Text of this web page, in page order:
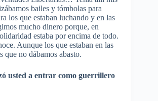
bailes y tómbolas para
los que estaban luchando y en las
mucho dinero porque, en
estaba por encima de todo.
Aunque los que estaban en las
que no dábamos abasto.
usted a entrar como guerrillero